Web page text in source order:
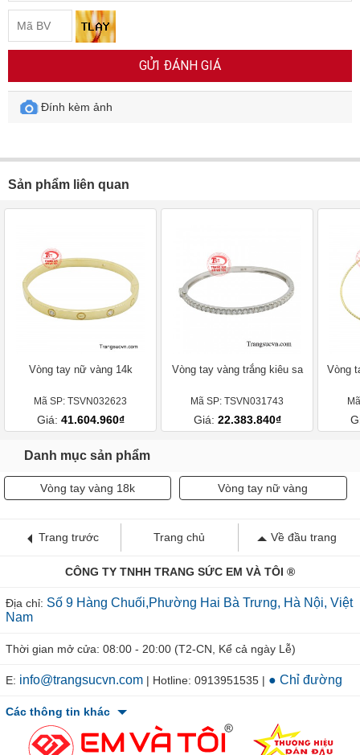
GỬI ĐÁNH GIÁ
Đính kèm ảnh
Sản phẩm liên quan
Vòng tay nữ vàng 14k
Mã SP: TSVN032623
Giá: 41.604.960₫
Vòng tay vàng trắng kiêu sa
Mã SP: TSVN031743
Giá: 22.383.840₫
Vòng
Danh mục sản phẩm
Vòng tay vàng 18k Vòng tay nữ vàng
Trang trước Trang chủ Về đầu trang
CÔNG TY TNHH TRANG SỨC EM VÀ TÔI ®
Địa chỉ: Số 9 Hàng Chuối,Phường Hai Bà Trưng, Hà Nội, Việt
Nam
Thời gian mở cửa: 08:00 - 20:00 (T2-CN, Kể cả ngày Lễ)
E: info@trangsucvn.com | Hotline: 0913951535 | ● Chỉ đường
Các thông tin khác